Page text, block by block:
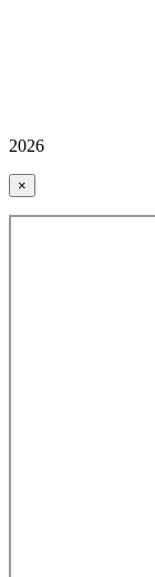
2026
×